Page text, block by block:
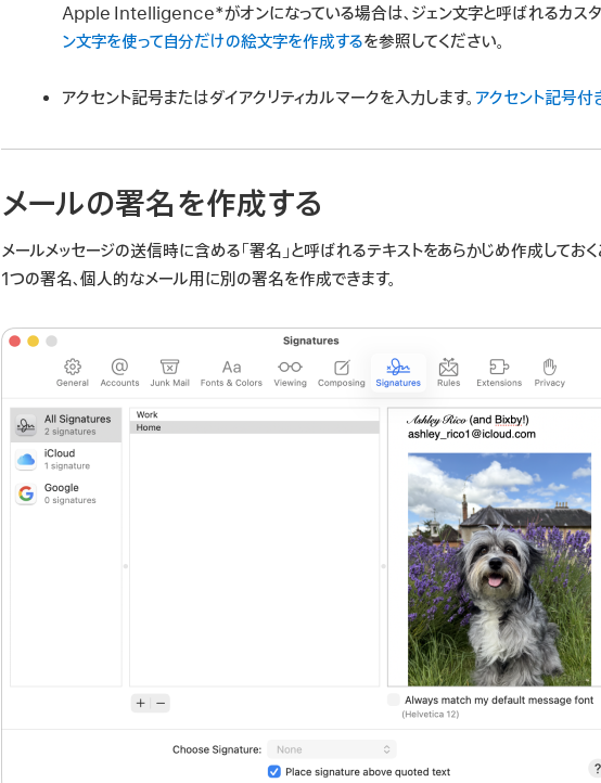
Apple Intelligence*がオンになっている場合は、ジェン文字と呼ばれるカスタ
ン文字を使って自分だけの絵文字を作成するを参照してください。
アクセント記号またはダイアクリティカルマークを入力します。 アクセント記号付
メールの署名を作成する
メールメッセージの送信時に含める「 署名」と呼ばれるテキストをあらかじめ作成してお
1つの署名、個人的なメール用に別の署名を作成できます。